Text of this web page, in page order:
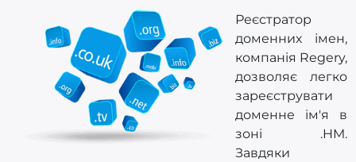
Реєстратор
доменних імен,
компанія Regery,
дозволяє легко
зареєструвати
доменне ім'я в
зоні .HM.
Завдяки